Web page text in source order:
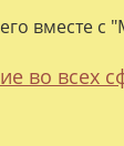
вместе
во всех